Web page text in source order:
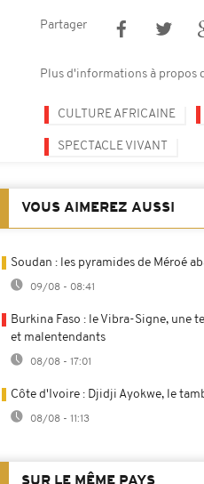
Partager
Plus d'informations à propos
CULTURE AFRICAINE
SPECTACLE VIVANT
VOUS AIMEREZ AUSSI
Soudan : les pyramides de Méroé
09/08 - 08:41
Burkina Faso : le Vibra-Signe, une
et malentendants
08/08 - 17:01
Côte d'Ivoire : Djidji Ayokwe, le
08/08 - 11:13